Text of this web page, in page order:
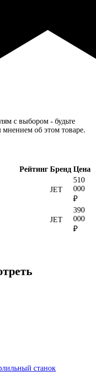
с выбором - будьте
об этом товаре.
Рейтинг Бренд Цена
JET
510
000
₽
JET
390
000
₽
станок